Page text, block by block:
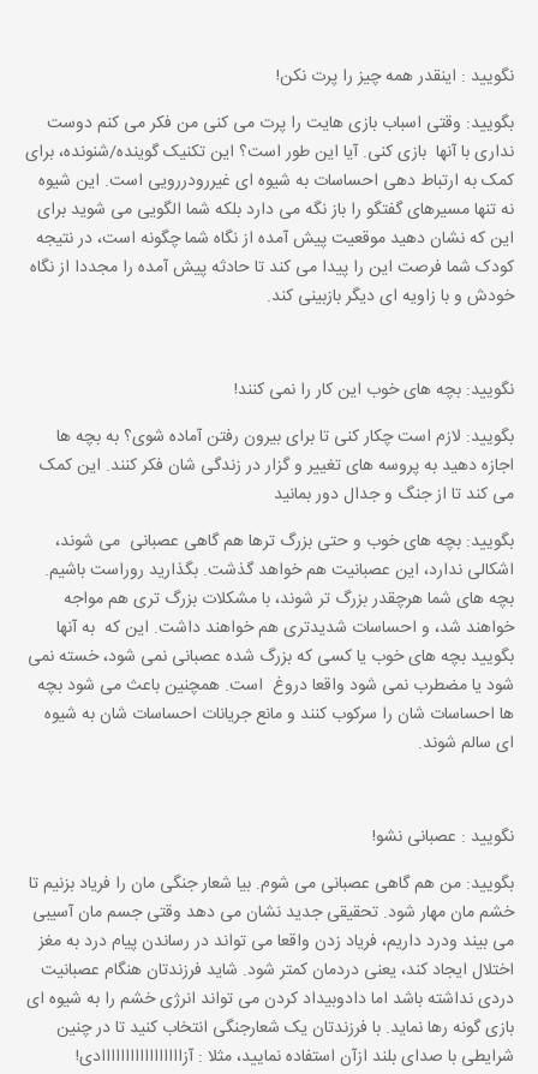
نگویید : اینقدر همه چیز را پرت نکن!
بگویید: وقتی اسباب بازی هایت را پرت می کنی من فکر می کنم دوست
نداری با آنها بازی کنی. آیا این طور است؟ این تکنیک گوینده/شنونده، برای
کمک به ارتباط دهی احساسات به شیوه ای غیررودررویی است. این شیوه
نه تنها مسیرهای گفتگو را باز نگه می دارد بلکه شما الگویی می شوید برای
این که نشان دهید موقعیت پیش آمده از نگاه شما چگونه است، در نتیجه
کودک شما فرصت این را پیدا می کند تا حادثه پیش آمده را مجددا از نگاه
خودش و با زاویه ای دیگر بازبینی کند.
نگویید: بچه های خوب این کار را نمی کنند!
بگویید: لازم است چکار کنی تا برای بیرون رفتن آماده شوی؟ به بچه ها
اجازه دهید به پروسه های تغییر و گزار در زندگی شان فکر کنند. این کمک
می کند تا از جنگ و جدال دور بمانید
بگویید: بچه های خوب و حتی بزرگ ترها هم گاهی عصبانی می شوند،
اشکالی ندارد، این عصبانیت هم خواهد گذشت. بگذارید روراست باشیم.
بچه های شما هرچقدر بزرگ تر شوند، با مشکلات بزرگ تری هم مواجه
خواهند شد، و احساسات شدیدتری هم خواهند داشت. این که به آنها
بگویید بچه های خوب یا کسی که بزرگ شده عصبانی نمی شود، خسته نمی
شود یا مضطرب نمی شود واقعا دروغ است. همچنین باعث می شود بچه
ها احساسات شان را سرکوب کنند و مانع جریانات احساسات شان به شیوه
ای سالم شوند.
نگویید : عصبانی نشو!
بگویید: من هم گاهی عصبانی می شوم. بیا شعار جنگی مان را فریاد بزنیم تا
خشم مان مهار شود. تحقیقی جدید نشان می دهد وقتی جسم مان آسیبی
می بیند ودرد داریم، فریاد زدن واقعا می تواند در رساندن پیام درد به مغز
اختلال ایجاد کند، یعنی دردمان کمتر شود. شاید فرزندتان هنگام عصبانیت
دردی نداشته باشد اما دادوبیداد کردن می تواند انرژی خشم را به شیوه ای
بازی گونه رها نماید. با فرزندتان یک شعارجنگی انتخاب کنید تا در چنین
شرایطی با صدای بلند ازآن استفاده نمایید، مثلا : آزااااااااااااااااادی!